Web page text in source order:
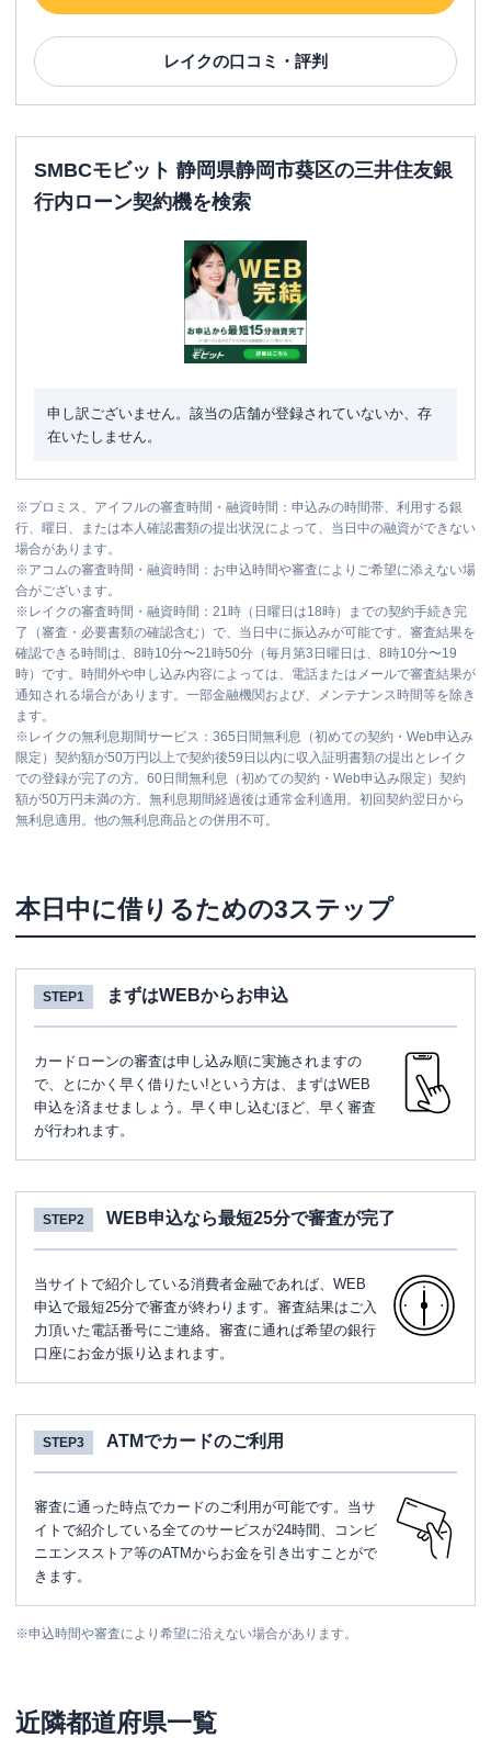
レイクの口コミ・評判
SMBCモビット 静岡県静岡市葵区の三井住友銀
行内ローン契約機を検索
申し訳ございません。該当の店舗が登録されていないか、存
在いたしません。
※プロミス、アイフルの審査時間・融資時間：申込みの時間帯、利用する銀
行、曜日、または本人確認書類の提出状況によって、当日中の融資ができない
場合があります。
※アコムの審査時間・融資時間：お申込時間や審査によりご希望に添えない場
合がございます。
※ レイクの審査時間・融資時間：21時（日曜日は18時）までの契約手続き完
了（審査・必要書類の確認含む）で、当日中に振込みが可能です。審査結果を
確認できる時間は、8時10分〜21時50分（毎月第3日曜日は、8時10分〜19
時）です。時間外や申し込み内容によっては、電話またはメールで審査結果が
通知される場合があります。一部金融機関および、メンテナンス時間等を除き
ます。
※ レイクの無利息期間サービス：365日間無利息（初めての契約・Web申込み
限定）契約額が50万円以上で契約後59日以内に収入証明書類の提出とレイク
での登録が完了の方。60日間無利息（初めての契約・Web申込み限定）契約
額が50万円未満の方。無利息期間経過後は通常金利適用。初回契約翌日から
無利息適用。他の無利息商品との併用不可。
本日中に借りるための3ステップ
STEP1 まずはWEBからお申込
カードローンの審査は申し込み順に実施されますの
で、とにかく早く借りたい!という方は、まずはWEB
申込を済ませましょう。早く申し込むほど、早く審査
が行われます。
STEP2 WEB申込なら最短25分で審査が完了
当サイトで紹介している消費者金融であれば、WEB
申込で最短25分で審査が終わります。審査結果はご入
力頂いた電話番号にご連絡。審査に通れば希望の銀行
口座にお金が振り込まれます。
STEP3 ATMでカードのご利用
審査に通った時点でカードのご利用が可能です。当サ
イトで紹介している全てのサービスが24時間、コンビ
ニエンスストア等のATMからお金を引き出すことがで
きます。
※申込時間や審査により希望に沿えない場合があります。
近隣都道府県一覧